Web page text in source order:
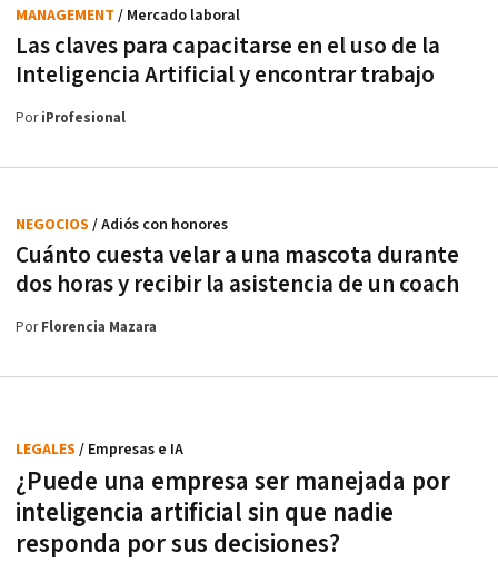
Las claves para capacitarse en el uso de la
Inteligencia Artificial y encontrar trabajo
MANAGEMENT / Mercado laboral
PoriProfesional
Cuánto cuesta velar a una mascota durante
dos horas y recibir la asistencia de un coach
NEGOCIOS / Adiós con honores
PorFlorencia Mazara
¿Puede una empresa ser manejada por
inteligencia artificial sin que nadie
responda por sus decisiones?
LEGALES / Empresas e IA